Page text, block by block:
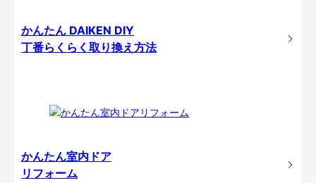
かんたん DAIKEN DIY
丁番らくらく取り換え方法
かんたん室内ドア
リフォーム